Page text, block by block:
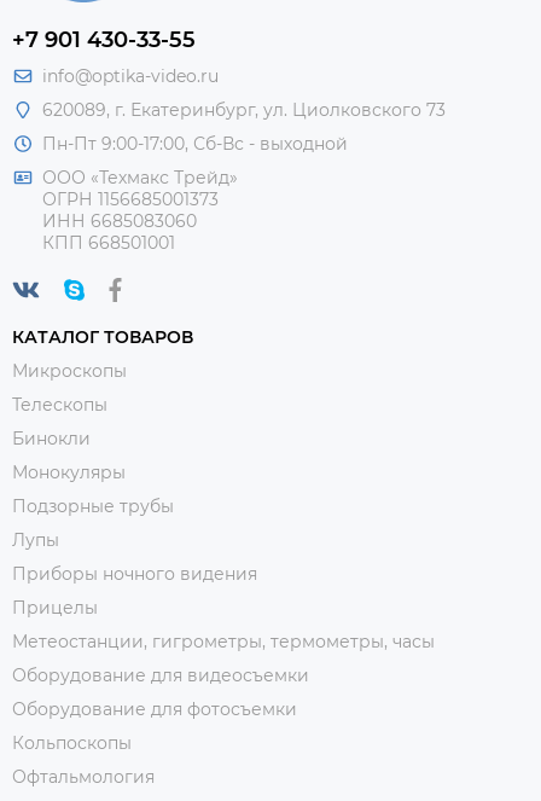
+7 901 430-33-55
info@optika-video.ru
620089, г. Екатеринбург, ул. Циолковского 73
Пн-Пт 9:00-17:00, Сб-Вс - выходной
ООО «Техмакс Трейд»
ОГРН 1156685001373
ИНН 6685083060
КПП 668501001
КАТАЛОГ ТОВАРОВ
Микроскопы
Телескопы
Бинокли
Монокуляры
Подзорные трубы
Лупы
Приборы ночного видения
Прицелы
Метеостанции, гигрометры, термометры, часы
Оборудование для видеосъемки
Оборудование для фотосъемки
Кольпоскопы
Офтальмология